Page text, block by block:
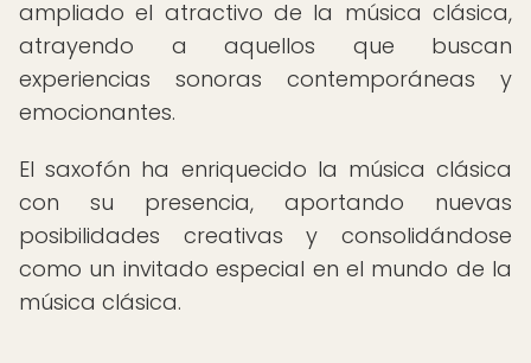
ampliado el atractivo de la música clásica,
atrayendo a aquellos que buscan
experiencias sonoras contemporáneas y
emocionantes.
El saxofón ha enriquecido la música clásica
con su presencia, aportando nuevas
posibilidades creativas y consolidándose
como un invitado especial en el mundo de la
música clásica.